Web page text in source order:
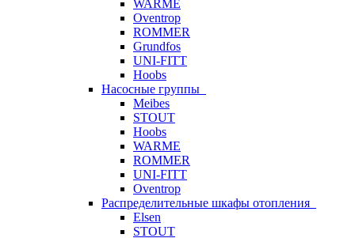
WARME
Oventrop
ROMMER
Grundfos
UNI-FITT
Hoobs
Насосные группы
Meibes
STOUT
Hoobs
WARME
ROMMER
UNI-FITT
Oventrop
Распределительные шкафы отопления
Elsen
STOUT